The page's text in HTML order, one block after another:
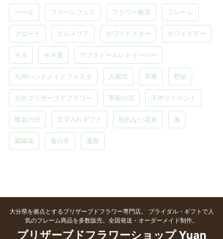
パール ファベルフェス フラワー教室 フレーム
ブローチ プルメリア ホワイトスター ホワイトデー
モネ モネ展 ラブラドールレトリーバー
九州ハンドメイドフェスタ 入園式 卒寿 壁紙
大分プリザーブドフラワー 季節の花 手作りイベント
敬老の日 文字入れギフト 枯れない花束 海
紫陽花 蚤の市 還暦
大分県を拠点とするプリザーブドフラワー専門店。 ブライダル・ギフトで人
気のフレーム商品を多数販売。全国発送・オーダーメイド制作。
プリザーブドフラワーショップ Yuan